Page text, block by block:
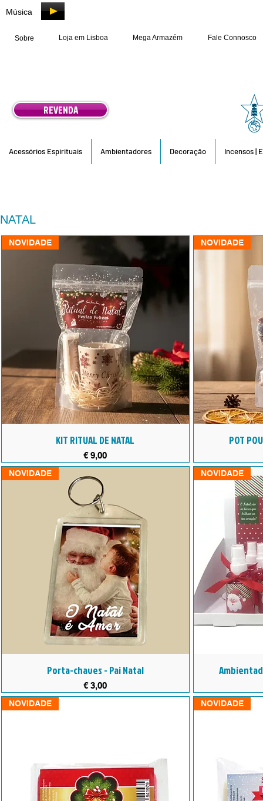
Música
Sobre Loja em Lisboa Mega Armazém Fale Connosco
REVENDA
Acessórios Espirituais Ambientadores Decoração Incensos |
NATAL
NOVIDADE
KIT RITUAL DE NATAL
Preço
€ 9,00
NOVIDADE
POT
NOVIDADE
Porta-chaves - Pai Natal
Preço
€ 3,00
NOVIDADE
NOVIDADE NOVIDADE